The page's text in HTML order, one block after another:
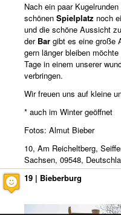
Nach ein paar
schönen Spielplatz noch
und die schöne Aussicht
der Bar gibt es eine große
gern länger bleiben
Tage in einem unserer
verbringen.
Wir freuen uns auf kleine
* auch im Winter geöffnet
Fotos: Almut Bieber
10, Am Reicheltberg,
Sachsen, 09548,
19 | Bieberburg